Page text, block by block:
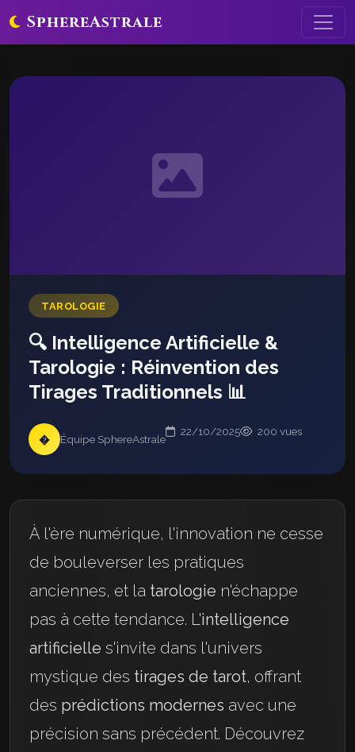
SphereAstrale
TAROLOGIE
🔍 Intelligence Artificielle &
Tarologie : Réinvention des
Tirages Traditionnels 📊
� Équipe SphereAstrale
22/10/2025 200 vues
À l'ère numérique, l'innovation ne cesse
de bouleverser les pratiques
anciennes, et la tarologie n'échappe
pas à cette tendance. L'intelligence
artificielle s'invite dans l'univers
mystique des tirages de tarot, offrant
des prédictions modernes avec une
précision sans précédent. Découvrez